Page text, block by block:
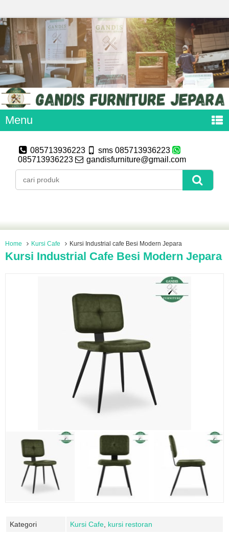
Menu
085713936223
sms 085713936223
085713936223
gandisfurniture@gmail.com
Home Kursi Cafe Kursi Industrial cafe Besi Modern Jepara
Kursi Industrial Cafe Besi Modern Jepara
Kategori Kursi Cafe, kursi restoran